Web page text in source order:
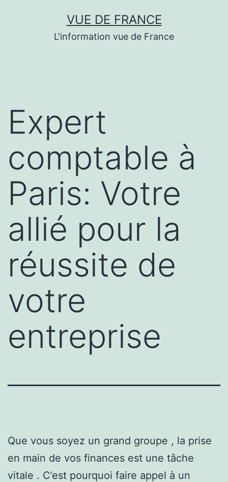
VUE DE FRANCE
L'information vue de France
Expert
comptable à
Paris: Votre
allié pour la
réussite de
votre
entreprise
Que vous soyez un grand groupe , la prise
en main de vos finances est une tâche
vitale . C’est pourquoi faire appel à un